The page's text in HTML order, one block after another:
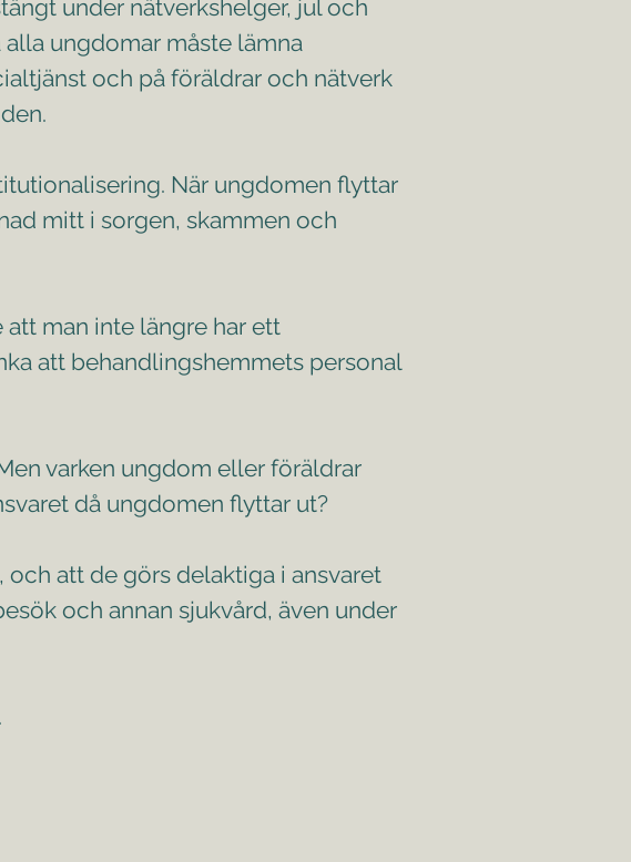
under nätverkshelger, jul och
ungdomar måste lämna
och på föräldrar och nätverk
När ungdomen flyttar
mitt i sorgen, skammen och
man inte längre har ett
att behandlingshemmets personal
varken ungdom eller föräldrar
då ungdomen flyttar ut?
och att de görs delaktiga i ansvaret
och annan sjukvård, även under